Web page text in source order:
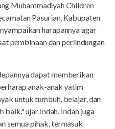
Muhammadiyah Children
Pasurian, Kabupaten
harapannya agar
pembinaan dan perlindungan
dapat memberikan
anak-anak yatim
untuk tumbuh, belajar, dan
baik," ujar Indah. Indah juga
semua pihak, termasuk